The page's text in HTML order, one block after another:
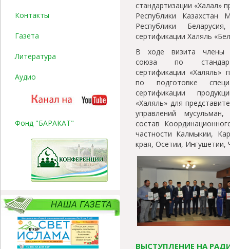
Контакты
Газета
Литература
Аудио
Фонд "БАРАКАТ"
стандартизации «Халал»
Республики Казахстан
Республики
сертификации Халяль
В ходе визита члены
союза по
сертификации «Халяль»
по подготовке
сертификации
«Халяль» для
управлений
состав
частности Калмыкии,
края, Осетии, Ингушетии,
ВЫСТУПЛЕНИЕ НА